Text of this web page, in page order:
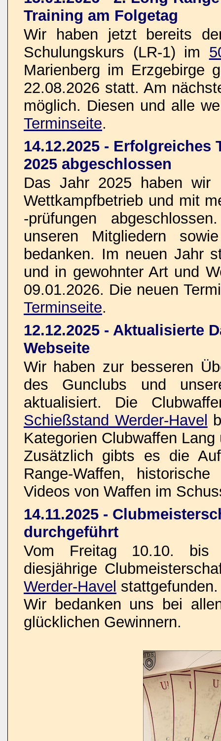
Training am Folgetag
Wir haben jetzt bereits
Schulungskurs (LR-1) im
Marienberg im Erzgebirge
22.08.2026 statt. Am
möglich. Diesen und alle
Terminseite.
14.12.2025 -
2025 abgeschlossen
Das Jahr 2025 haben wir
Wettkampfbetrieb und mit
-prüfungen
unseren Mitgliedern
bedanken. Im neuen Jahr
und in gewohnter Art und
09.01.2026. Die neuen
Terminseite.
12.12.2025 - Aktualisierte
Webseite
Wir haben zur besseren
des Gunclubs und
aktualisiert. Die
Schießstand Werder-Havel
Kategorien Clubwaffen Lang
Zusätzlich gibts es die
Range-Waffen,
Videos von Waffen im
14.11.2025 -
durchgeführt
Vom Freitag 10.10. bis
diesjährige
Werder-Havel stattgefunden.
Wir bedanken uns bei
glücklichen Gewinnern.